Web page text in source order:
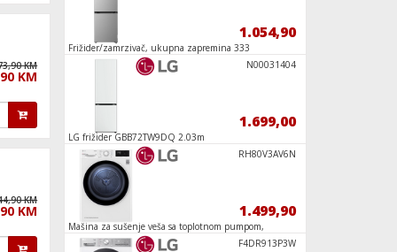
KM
KM
KM
KM
Spider-Man
22,90
21,90
Buket tuli
Frižider/zamrzivač, ukupna zapremina 333
1.054,90
LG frižider GBB72TW9DQ 2.03m
N00031404
1.699,00
Mašina za sušenje veša sa toplotnom pumpom,
8kg, D
RH80V3AV6N
1.499,90
F4DR913P3W